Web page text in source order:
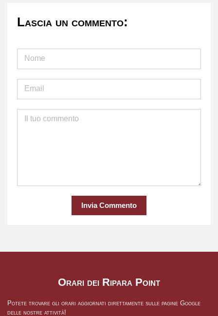
Lascia un commento:
Invia Commento
Orari dei Ripara Point
Potete trovare gli orari aggiornati direttamente sulle pagine Google
delle nostre attività!